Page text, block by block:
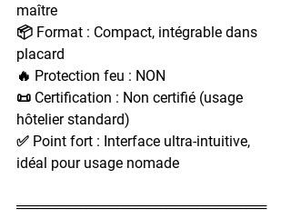
maître
📦 Format : Compact, intégrable dans
placard
🔥 Protection feu : NON
📜 Certification : Non certifié (usage
hôtelier standard)
✅ Point fort : Interface ultra-intuitive,
idéal pour usage nomade
═════════════════════════